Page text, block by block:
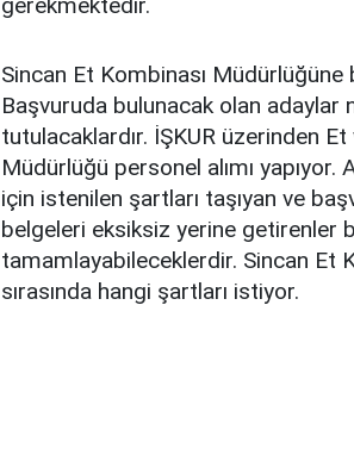
Sincan Et Kombinası
Başvuruda bulunacak olan adaylar
tutulacaklardır. İŞKUR üzerinden
Müdürlüğü personel alımı yapıyor.
için istenilen şartları taşıyan ve
belgeleri eksiksiz yerine getirenler
tamamlayabileceklerdir. Sincan Et
sırasında hangi şartları istiyor.